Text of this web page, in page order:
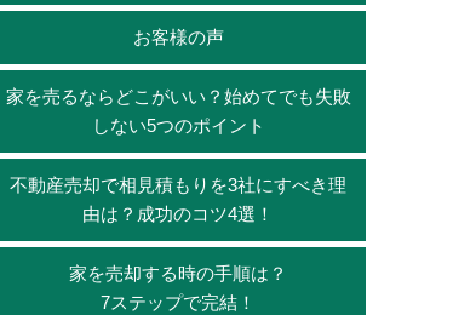
お客様の声
家を売るならどこがいい？始めてでも失敗
しない5つのポイント
不動産売却で相見積もりを3社にすべき理
由は？成功のコツ4選！
家を売却する時の手順は？
7ステップで完結！